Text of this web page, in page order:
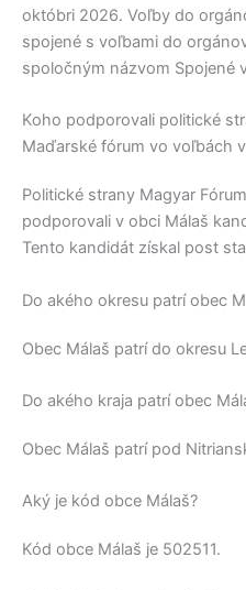
októbri 2026. Voľby do
spojené s voľbami do
spoločným názvom Spojené
Koho podporovali politické
Maďarské fórum vo voľbách
Politické strany Magyar
podporovali v obci Málaš
Tento kandidát získal post
Do akého okresu patrí obec
Obec Málaš patrí do okresu
Do akého kraja patrí obec
Obec Málaš patrí pod
Aký je kód obce Málaš?
Kód obce Málaš je 502511.